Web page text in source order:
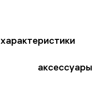
характеристики
аксессуары